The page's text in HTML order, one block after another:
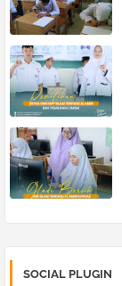
SOCIAL PLUGIN